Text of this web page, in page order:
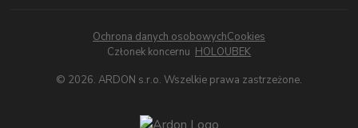
Ochrona danych osobowychCookies
Członek koncernu HOLOUBEK
© 2026. ARDON s.r.o. Wszelkie prawa zastrzeżone.